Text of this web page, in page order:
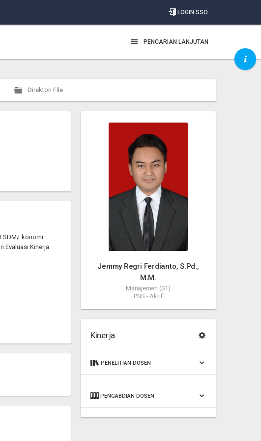
LOGIN SSO
PENCARIAN LANJUTAN
Direktori File
SDM;Ekonomi
Evaluasi Kinerja
Jemmy Regri Ferdianto, S.Pd.,
M.M.
Manajemen (S1)
PNS - Aktif
Kinerja
PENELITIAN DOSEN
PENGABDIAN DOSEN